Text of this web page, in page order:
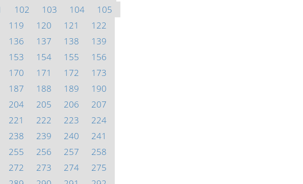
102 103 104
105
119 120 121
122
136 137 138
139
153 154 155
156
170 171 172
173
187 188 189
190
204 205 206
207
221 222 223
224
238 239 240
241
255 256 257
258
272 273 274
275